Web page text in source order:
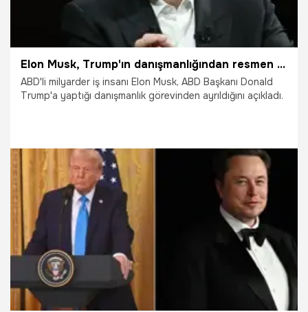
Elon Musk, Trump'ın danışmanlığından resmen ayrıldı
ABD'li milyarder iş insanı Elon Musk, ABD Başkanı Donald
Trump'a yaptığı danışmanlık görevinden ayrıldığını açıkladı.
29.05.2025 Dünya